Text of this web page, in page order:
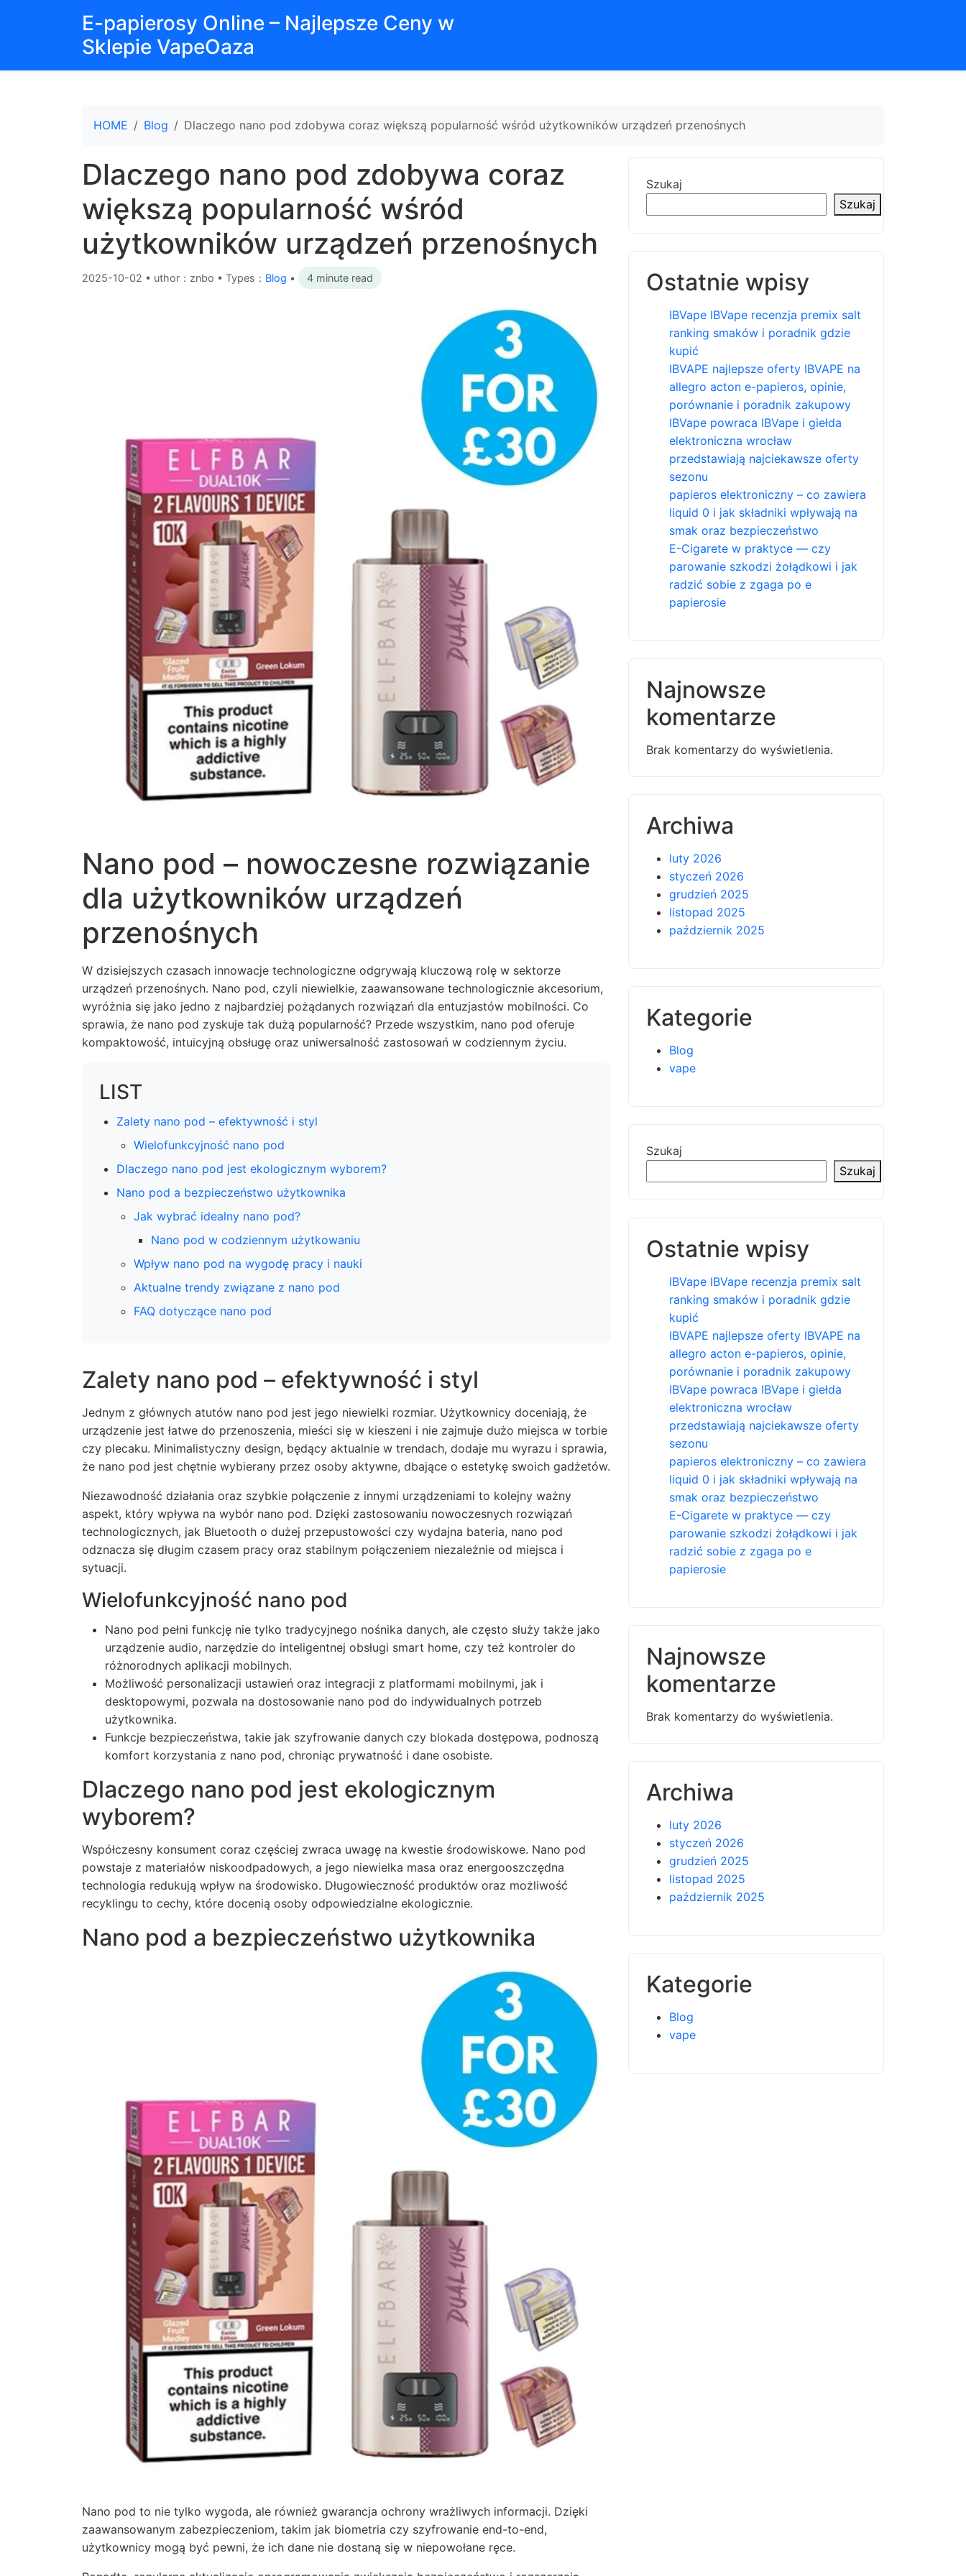
E-papierosy Online – Najlepsze Ceny w
Sklepie VapeOaza
HOME Blog Dlaczego nano pod zdobywa coraz większą popularność wśród użytkowników urządzeń przenośnych
Dlaczego nano pod zdobywa coraz
większą popularność wśród
użytkowników urządzeń przenośnych
2025-10-02 • uthor：znbo • Types： Blog • 4 minute read
Nano pod – nowoczesne rozwiązanie
dla użytkowników urządzeń
przenośnych
W dzisiejszych czasach innowacje technologiczne odgrywają kluczową rolę w sektorze
urządzeń przenośnych. Nano pod, czyli niewielkie, zaawansowane technologicznie akcesorium,
wyróżnia się jako jedno z najbardziej pożądanych rozwiązań dla entuzjastów mobilności. Co
sprawia, że nano pod zyskuje tak dużą popularność? Przede wszystkim, nano pod oferuje
kompaktowość, intuicyjną obsługę oraz uniwersalność zastosowań w codziennym życiu.
LIST
Zalety nano pod – efektywność i styl
Wielofunkcyjność nano pod
Dlaczego nano pod jest ekologicznym wyborem?
Nano pod a bezpieczeństwo użytkownika
Jak wybrać idealny nano pod?
Nano pod w codziennym użytkowaniu
Wpływ nano pod na wygodę pracy i nauki
Aktualne trendy związane z nano pod
FAQ dotyczące nano pod
Zalety nano pod – efektywność i styl
Jednym z głównych atutów nano pod jest jego niewielki rozmiar. Użytkownicy doceniają, że
urządzenie jest łatwe do przenoszenia, mieści się w kieszeni i nie zajmuje dużo miejsca w torbie
czy plecaku. Minimalistyczny design, będący aktualnie w trendach, dodaje mu wyrazu i sprawia,
że nano pod jest chętnie wybierany przez osoby aktywne, dbające o estetykę swoich gadżetów.
Niezawodność działania oraz szybkie połączenie z innymi urządzeniami to kolejny ważny
aspekt, który wpływa na wybór nano pod. Dzięki zastosowaniu nowoczesnych rozwiązań
technologicznych, jak Bluetooth o dużej przepustowości czy wydajna bateria, nano pod
odznacza się długim czasem pracy oraz stabilnym połączeniem niezależnie od miejsca i
sytuacji.
Wielofunkcyjność nano pod
Nano pod pełni funkcję nie tylko tradycyjnego nośnika danych, ale często służy także jako
urządzenie audio, narzędzie do inteligentnej obsługi smart home, czy też kontroler do
różnorodnych aplikacji mobilnych.
Możliwość personalizacji ustawień oraz integracji z platformami mobilnymi, jak i
desktopowymi, pozwala na dostosowanie nano pod do indywidualnych potrzeb
użytkownika.
Funkcje bezpieczeństwa, takie jak szyfrowanie danych czy blokada dostępowa, podnoszą
komfort korzystania z nano pod, chroniąc prywatność i dane osobiste.
Dlaczego nano pod jest ekologicznym
wyborem?
Współczesny konsument coraz częściej zwraca uwagę na kwestie środowiskowe. Nano pod
powstaje z materiałów niskoodpadowych, a jego niewielka masa oraz energooszczędna
technologia redukują wpływ na środowisko. Długowieczność produktów oraz możliwość
recyklingu to cechy, które docenią osoby odpowiedzialne ekologicznie.
Nano pod a bezpieczeństwo użytkownika
Nano pod to nie tylko wygoda, ale również gwarancja ochrony wrażliwych informacji. Dzięki
zaawansowanym zabezpieczeniom, takim jak biometria czy szyfrowanie end-to-end,
użytkownicy mogą być pewni, że ich dane nie dostaną się w niepowołane ręce.
Szukaj
Szukaj
Ostatnie wpisy
IBVape IBVape recenzja premix salt
ranking smaków i poradnik gdzie
kupić
IBVAPE najlepsze oferty IBVAPE na
allegro acton e-papieros, opinie,
porównanie i poradnik zakupowy
IBVape powraca IBVape i giełda
elektroniczna wrocław
przedstawiają najciekawsze oferty
sezonu
papieros elektroniczny – co zawiera
liquid 0 i jak składniki wpływają na
smak oraz bezpieczeństwo
E-Cigarete w praktyce — czy
parowanie szkodzi żołądkowi i jak
radzić sobie z zgaga po e
papierosie
Najnowsze
komentarze
Brak komentarzy do wyświetlenia.
Archiwa
luty 2026
styczeń 2026
grudzień 2025
listopad 2025
październik 2025
Kategorie
Blog
vape
Szukaj
Szukaj
Ostatnie wpisy
IBVape IBVape recenzja premix salt
ranking smaków i poradnik gdzie
kupić
IBVAPE najlepsze oferty IBVAPE na
allegro acton e-papieros, opinie,
porównanie i poradnik zakupowy
IBVape powraca IBVape i giełda
elektroniczna wrocław
przedstawiają najciekawsze oferty
sezonu
papieros elektroniczny – co zawiera
liquid 0 i jak składniki wpływają na
smak oraz bezpieczeństwo
E-Cigarete w praktyce — czy
parowanie szkodzi żołądkowi i jak
radzić sobie z zgaga po e
papierosie
Najnowsze
komentarze
Brak komentarzy do wyświetlenia.
Archiwa
luty 2026
styczeń 2026
grudzień 2025
listopad 2025
październik 2025
Kategorie
Blog
vape